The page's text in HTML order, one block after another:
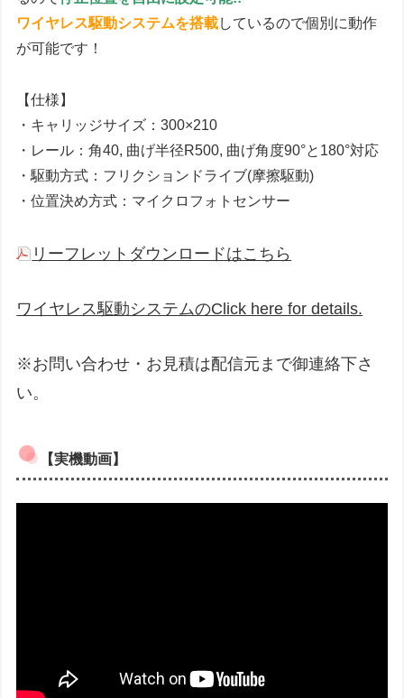
ワイヤレス駆動システムを搭載しているので個別に動作
が可能です！
【仕様】
・キャリッジサイズ：300×210
・レール：角40, 曲げ半径R500, 曲げ角度90°と180°対応
・駆動方式：フリクションドライブ(摩擦駆動)
・位置決め方式：マイクロフォトセンサー
リーフレットダウンロードはこちら
ワイヤレス駆動システムのClick here for details.
※お問い合わせ・お見積は配信元まで御連絡下さ
い。
【実機動画】